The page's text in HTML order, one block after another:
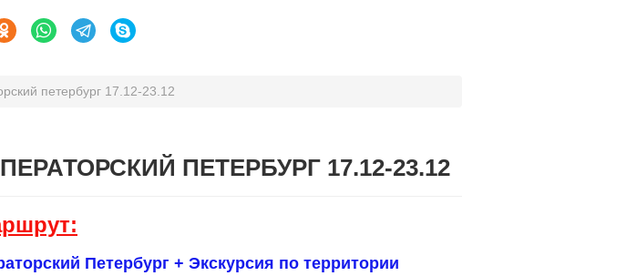
петербург 17.12-23.12
ПЕТЕРБУРГ 17.12-23.12
Петербург + Экскурсия по территории